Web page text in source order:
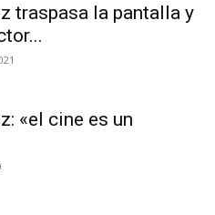
traspasa la pantalla y
«el cine es un